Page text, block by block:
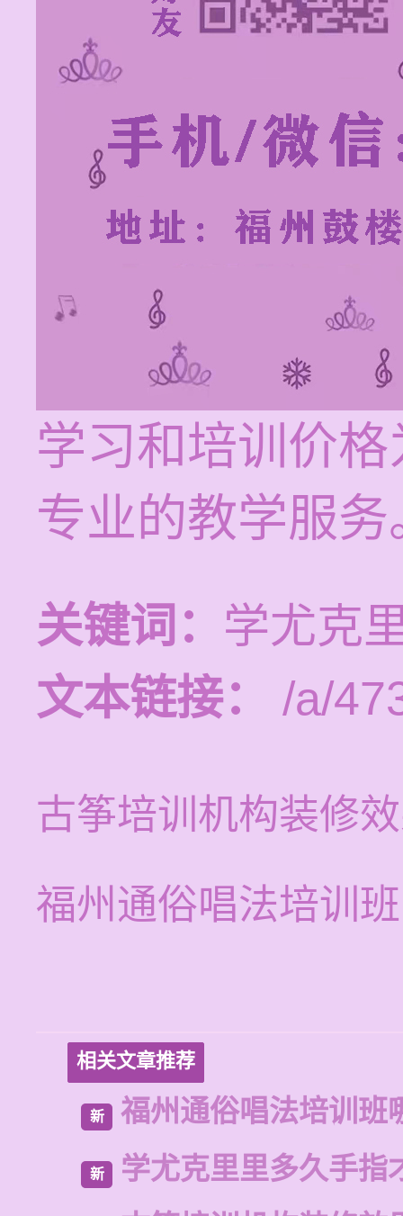
学习和培训价
专业的教学服务
关键词： 学尤克
文本链接：
/a/
古筝培训机构装修
福州通俗唱法培训
相关文章推荐
新 福州通俗唱法培训班
新
学尤克里里多久手指